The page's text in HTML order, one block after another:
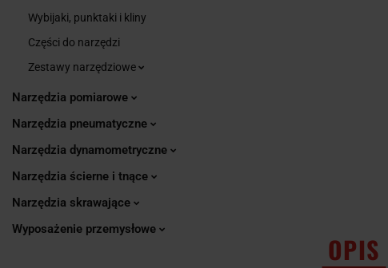
Wybijaki, punktaki i kliny
Części do narzędzi
Zestawy narzędziowe
Narzędzia pomiarowe
Narzędzia pneumatyczne
Narzędzia dynamometryczne
Narzędzia ścierne i tnące
Narzędzia skrawające
Wyposażenie przemysłowe
OPIS